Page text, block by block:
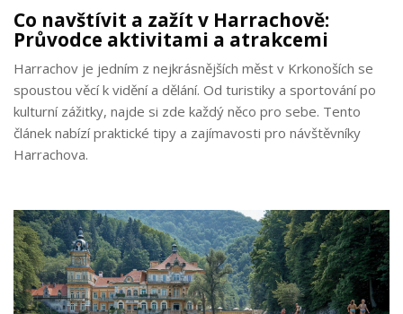
Co navštívit a zažít v Harrachově:
Průvodce aktivitami a atrakcemi
Harrachov je jedním z nejkrásnějších měst v Krkonoších se
spoustou věcí k vidění a dělání. Od turistiky a sportování po
kulturní zážitky, najde si zde každý něco pro sebe. Tento
článek nabízí praktické tipy a zajímavosti pro návštěvníky
Harrachova.